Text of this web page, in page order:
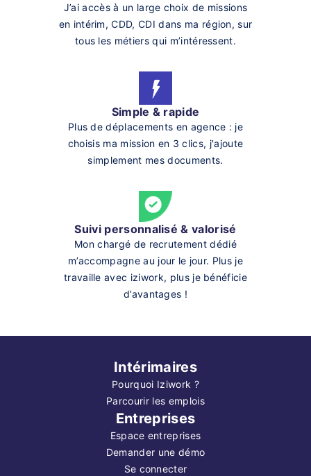
J’ai accès à un large choix de missions
en intérim, CDD, CDI dans ma région, sur
tous les métiers qui m’intéressent.
Simple & rapide
Plus de déplacements en agence : je
choisis ma mission en 3 clics, j'ajoute
simplement mes documents.
Suivi personnalisé & valorisé
Mon chargé de recrutement dédié
m’accompagne au jour le jour. Plus je
travaille avec iziwork, plus je bénéficie
d’avantages !
Intérimaires
Pourquoi Iziwork ?
Parcourir les emplois
Entreprises
Espace entreprises
Demander une démo
Se connecter